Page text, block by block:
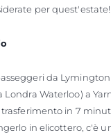
per quest'estate!
da Lymington
Londra Waterloo) a
in 7
in elicottero, c'è